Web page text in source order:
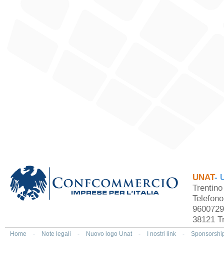
UNAT-
38121
Home - Note legali - Nuovo logo Unat - I nostri link -